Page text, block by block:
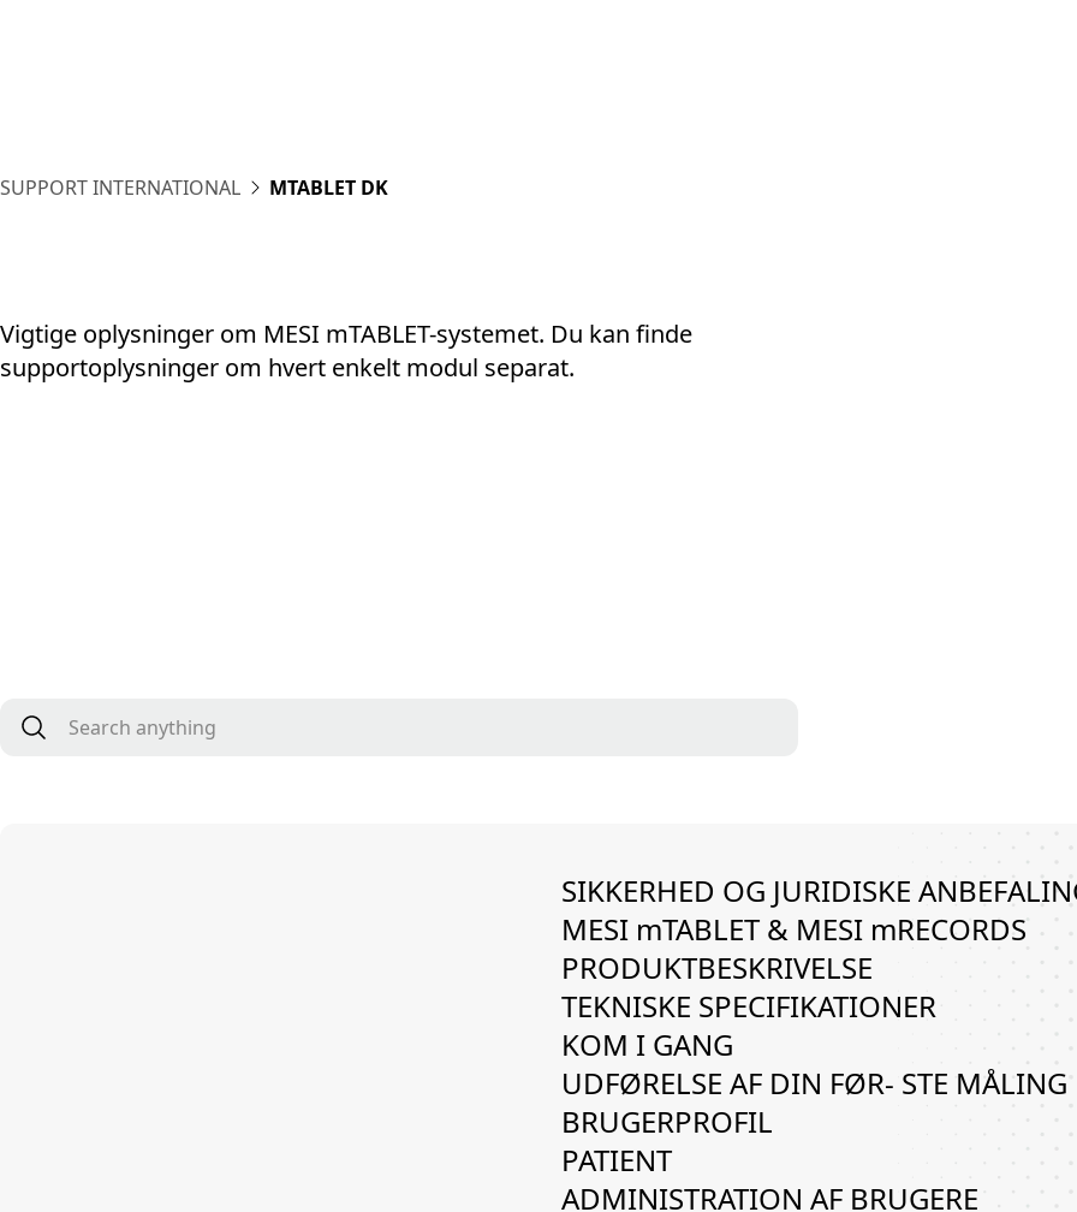
SUPPORT INTERNATIONAL MTABLET DK
Vigtige oplysninger om MESI mTABLET-systemet. Du kan finde
supportoplysninger om hvert enkelt modul separat.
SIKKERHED OG JURIDISKE
MESI mTABLET & MESI mRECORDS
PRODUKTBESKRIVELSE
TEKNISKE SPECIFIKATIONER
KOM I GANG
UDFØRELSE AF DIN FØR- STE MÅLING
BRUGERPROFIL
PATIENT
ADMINISTRATION AF BRUGERE